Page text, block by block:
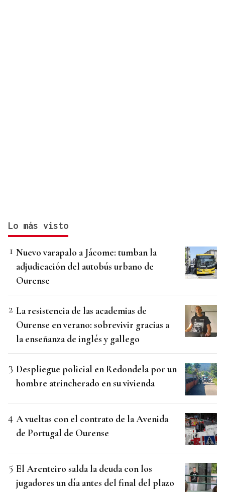
Lo más visto
Nuevo varapalo a Jácome: tumban la
adjudicación del autobús urbano de
Ourense
La resistencia de las academias de
Ourense en verano: sobrevivir gracias a
la enseñanza de inglés y gallego
Despliegue policial en Redondela por un
hombre atrincherado en su vivienda
A vueltas con el contrato de la Avenida
de Portugal de Ourense
El Arenteiro salda la deuda con los
jugadores un día antes del final del plazo